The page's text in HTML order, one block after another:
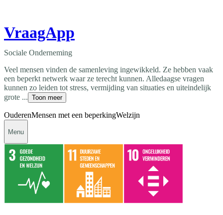
VraagApp
Sociale Onderneming
Veel mensen vinden de samenleving ingewikkeld. Ze hebben vaak
een beperkt netwerk waar ze terecht kunnen. Alledaagse vragen
kunnen zo leiden tot stress, vermijding van situaties en uiteindelijk
grote ... Toon meer
OuderenMensen met een beperkingWelzijn
Menu